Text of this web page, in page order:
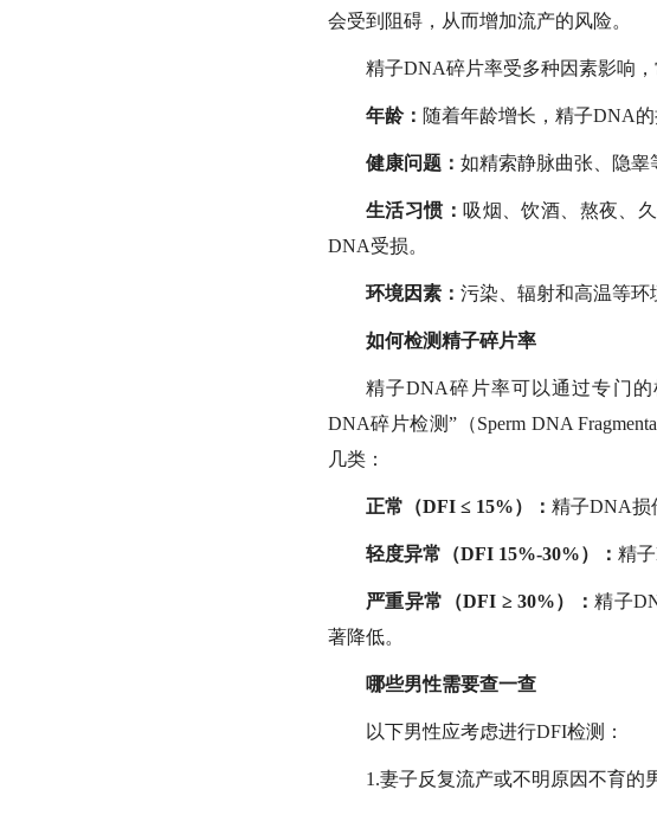
会受到阻碍，从而增加流产的风险。
精子DNA碎片率受多种因素影响，
年龄： 随着年龄增长，精子DNA
健康问题： 如精索静脉曲张、隐睾
生活习惯： 吸烟、饮酒、熬夜、
DNA受损。
环境因素： 污染、辐射和高温等环
如何检测精子碎片率
精子DNA碎片率可以通过专门
DNA碎片检测”（Sperm DNA
几类：
正常（DFI ≤ 15%）： 精子DNA损
轻度异常（DFI 15%-30%）： 精
严重异常（DFI ≥ 30%）：精子
著降低。
哪些男性需要查一查
以下男性应考虑进行DFI检测：
1.妻子反复流产或不明原因不育的